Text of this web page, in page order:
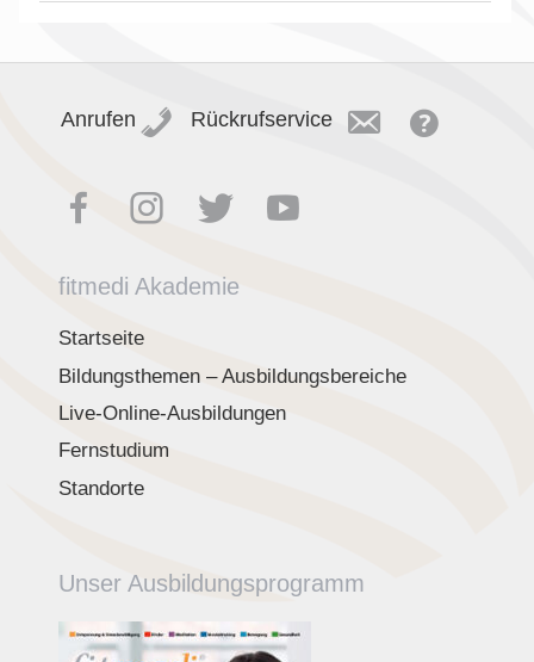
Anrufen Rückrufservice
fitmedi Akademie
Startseite
Bildungsthemen – Ausbildungsbereiche
Live-Online-Ausbildungen
Fernstudium
Standorte
Unser Ausbildungsprogramm